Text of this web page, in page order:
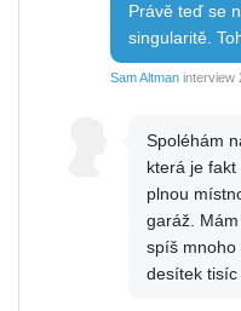
Právě teď se
singularitě.
Sam Altman interview
Spoléhám
která je
plnou
garáž.
spíš
desítek tisíc